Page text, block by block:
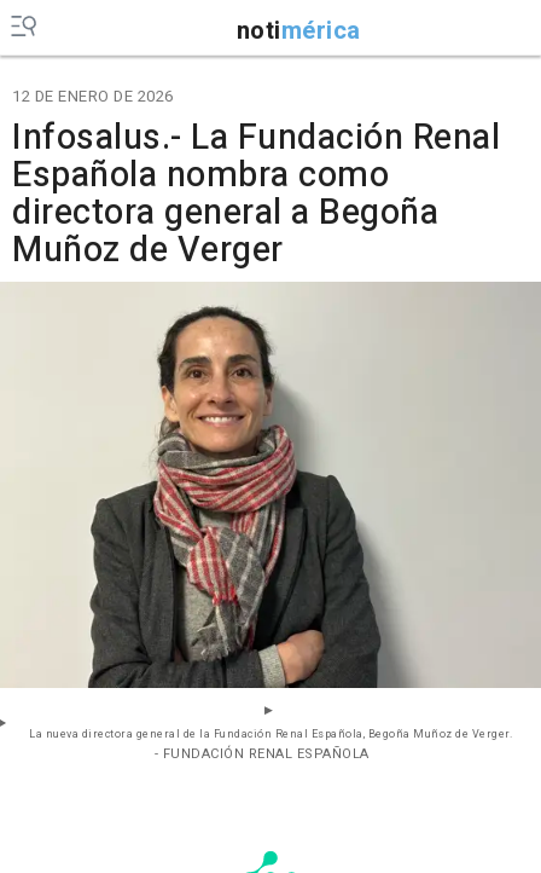
notimérica
12 DE ENERO DE 2026
Infosalus.- La Fundación Renal
Española nombra como
directora general a Begoña
Muñoz de Verger
La nueva directora general de la Fundación Renal Española, Begoña Muñoz de Verger.
- FUNDACIÓN RENAL ESPAÑOLA